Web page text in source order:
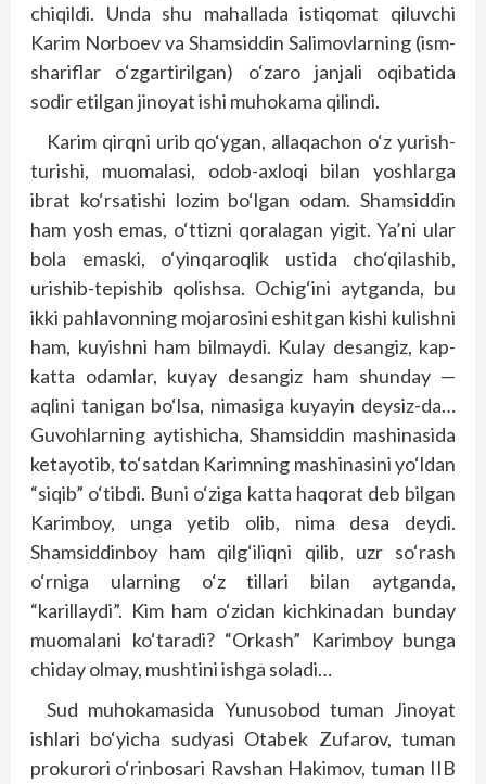
chiqildi. Unda shu mahallada istiqomat qiluvchi
Karim Norboev va Shamsiddin Salimovlarning (ism-
shariflar o‘zgartirilgan) o‘zaro janjali oqibatida
sodir etilgan jinoyat ishi muhokama qilindi.
Karim qirqni urib qo‘ygan, allaqachon o‘z yurish-
turishi, muomalasi, odob-axloqi bilan yoshlarga
ibrat ko‘rsatishi lozim bo‘lgan odam. Shamsiddin
ham yosh emas, o‘ttizni qoralagan yigit. Ya’ni ular
bola emaski, o‘yinqaroqlik ustida cho‘qilashib,
urishib-tepishib qolishsa. Ochig‘ini aytganda, bu
ikki pahlavonning mojarosini eshitgan kishi kulishni
ham, kuyishni ham bilmaydi. Kulay desangiz, kap-
katta odamlar, kuyay desangiz ham shunday —
aqlini tanigan bo‘lsa, nimasiga kuyayin deysiz-da…
Guvohlarning aytishicha, Shamsiddin mashinasida
ketayotib, to‘satdan Karimning mashinasini yo‘ldan
“siqib” o‘tibdi. Buni o‘ziga katta haqorat deb bilgan
Karimboy, unga yetib olib, nima desa deydi.
Shamsiddinboy ham qilg‘iliqni qilib, uzr so‘rash
o‘rniga ularning o‘z tillari bilan aytganda,
“karillaydi”. Kim ham o‘zidan kichkinadan bunday
muomalani ko‘taradi? “Orkash” Karimboy bunga
chiday olmay, mushtini ishga soladi…
Sud muhokamasida Yunusobod tuman Jinoyat
ishlari bo‘yicha sudyasi Otabek Zufarov, tuman
prokurori o‘rinbosari Ravshan Hakimov, tuman IIB